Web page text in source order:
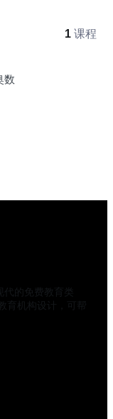
1 课程
数
的免费教育类
机构设计，可帮